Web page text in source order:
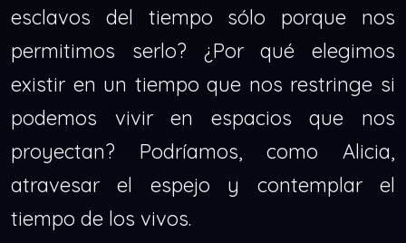
esclavos del tiempo sólo porque nos
permitimos serlo? ¿Por qué elegimos
existir en un tiempo que nos restringe si
podemos vivir en espacios que nos
proyectan? Podríamos, como Alicia,
atravesar el espejo y contemplar el
tiempo de los vivos.